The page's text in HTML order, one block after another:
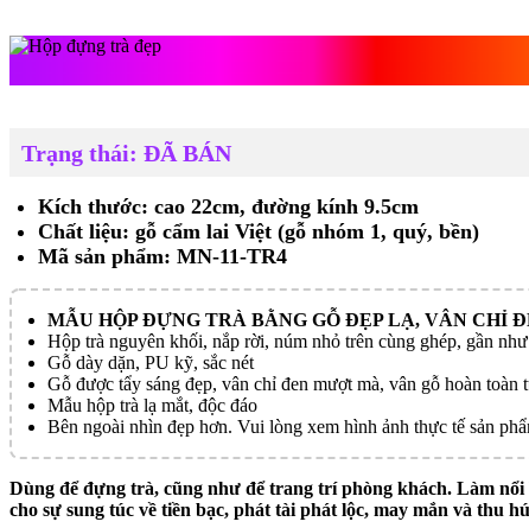
Trạng thái: ĐÃ BÁN
Kích thước: cao 22cm, đường kính 9.5cm
Chất liệu: gỗ cẩm lai Việt (gỗ nhóm 1, quý, bền)
Mã sản phẩm: MN-11-TR4
MẪU HỘP ĐỰNG TRÀ BẰNG GỖ ĐẸP LẠ, VÂN CHỈ
Hộp trà nguyên khối, nắp rời, núm nhỏ trên cùng ghép, gần
Gỗ dày dặn, PU kỹ, sắc nét
Gỗ được tẩy sáng đẹp, vân chỉ đen mượt mà, vân gỗ hoàn toàn
Mẫu hộp trà lạ mắt, độc đáo
Bên ngoài nhìn đẹp hơn. Vui lòng xem hình ảnh thực tế sản
Dùng để đựng trà, cũng như để trang trí phòng khách. Làm
cho sự sung túc về tiền bạc, phát tài phát lộc, may mắn và thu